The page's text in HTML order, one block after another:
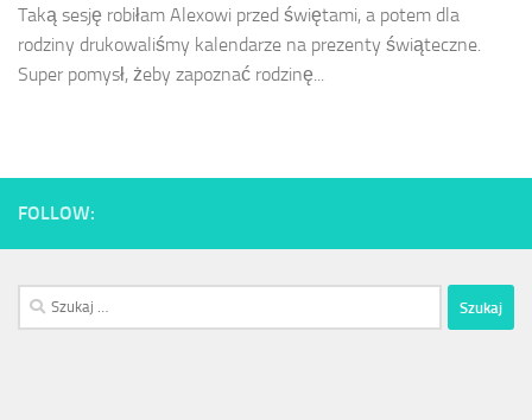
Taką sesję robiłam Alexowi przed świętami, a potem dla
rodziny drukowaliśmy kalendarze na prezenty świąteczne.
Super pomysł, żeby zapoznać rodzinę...
FOLLOW:
Szukaj: